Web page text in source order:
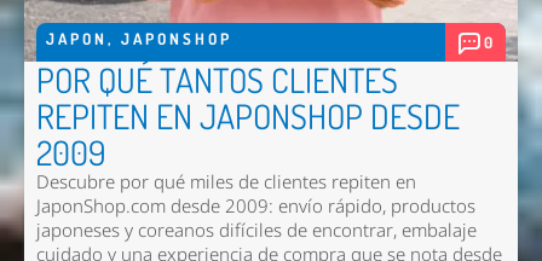
JAPON , JAPONSHOP 0
POR QUÉ TANTOS CLIENTES
REPITEN EN JAPONSHOP DESDE
2009
Descubre por qué miles de clientes repiten en
JaponShop.com desde 2009: envío rápido, productos
japoneses y coreanos difíciles de encontrar, embalaje
cuidado y una experiencia de compra que se nota desde